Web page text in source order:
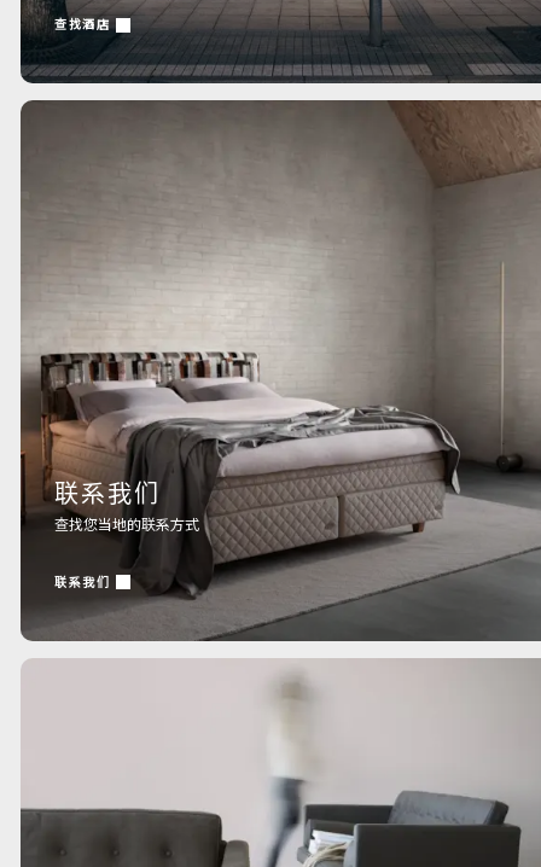
查找酒店
联系我们
查找您当地的联系方式
联系我们